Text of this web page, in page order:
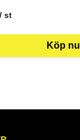
Köp nu
st
ST